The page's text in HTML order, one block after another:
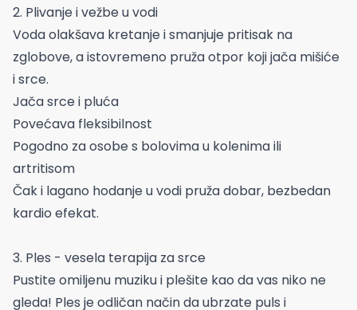
2. Plivanje i vežbe u vodi
Voda olakšava kretanje i smanjuje pritisak na
zglobove, a istovremeno pruža otpor koji jača mišiće
i srce.
Jača srce i pluća
Povećava fleksibilnost
Pogodno za osobe s bolovima u kolenima ili
artritisom
Čak i lagano hodanje u vodi pruža dobar, bezbedan
kardio efekat.
3. Ples - vesela terapija za srce
Pustite omiljenu muziku i plešite kao da vas niko ne
gleda! Ples je odličan način da ubrzate puls i